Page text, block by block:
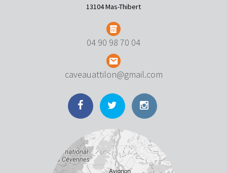
13104 Mas-Thibert
04 90 98 70 04
caveauattilon@gmail.com